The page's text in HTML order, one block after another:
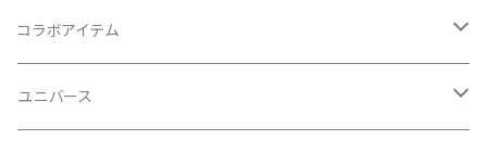
イヌシリーズ
ネコシリーズ
コラボアイテム
初音ミクシリーズ
ユニバース